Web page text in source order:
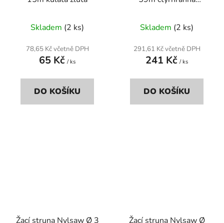
Skladem (2 ks)
78,65 Kč včetně DPH
65 Kč / ks
DO KOŠÍKU
Skladem (2 ks)
291,61 Kč včetně DPH
241 Kč / ks
DO KOŠÍKU
Žací struna Nylsaw Ø 3
Žací struna Nylsaw Ø